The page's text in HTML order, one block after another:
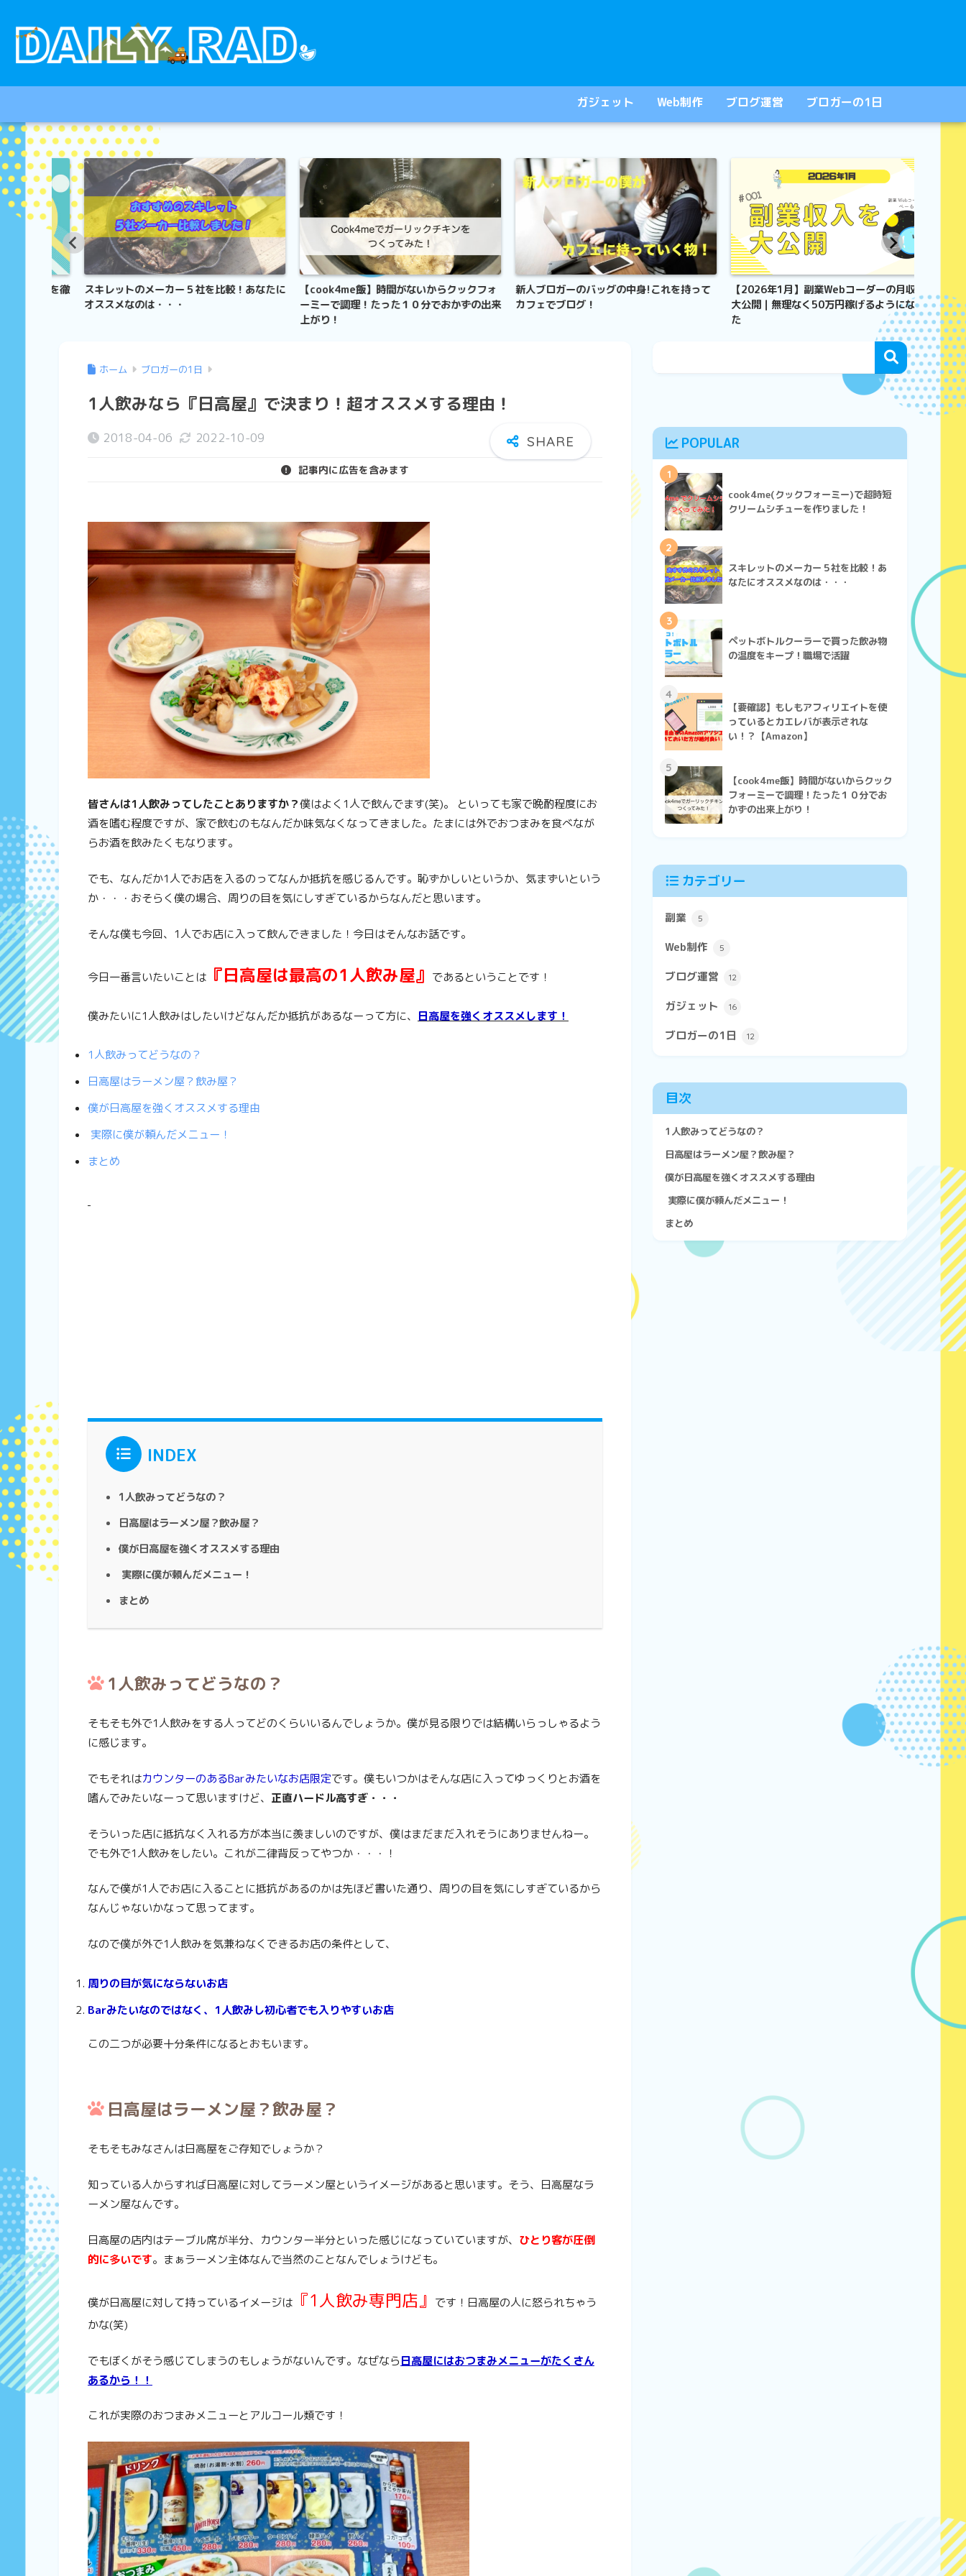
ガジェット Web制作 ブログ運営 ブロガーの1日
スキレットのメーカー５社を比較！あなたに
オススメなのは・・・
【cook4me飯】時間がないからクックフォ
ーミーで調理！たった１０分でおかずの出来
上がり！
新人ブロガーのバッグの中身!これを持って
カフェでブログ！
【2026年1月】副業Webコーダーの月収を
大公開｜無理なく50万円稼げるようになっ
底的に効
ホーム ブロガーの1日
1人飲みなら『日高屋』で決まり！超オススメする理由！
2018-04-06 2022-10-09
記事内に広告を含みます
皆さんは1人飲みってしたことありますか？僕はよく1人で飲んでます(笑)。 といっても家で晩酌程度にお
酒を嗜む程度ですが、家で飲むのもなんだか味気なくなってきました。たまには外でおつまみを食べなが
らお酒を飲みたくもなります。
でも、なんだか1人でお店を入るのってなんか抵抗を感じるんです。恥ずかしいというか、気まずいという
か・・・おそらく僕の場合、周りの目を気にしすぎているからなんだと思います。
そんな僕も今回、1人でお店に入って飲んできました！今日はそんなお話です。
今日一番言いたいことは 『日高屋は最高の1人飲み屋』 であるということです！
僕みたいに1人飲みはしたいけどなんだか抵抗があるなーって方に、 日高屋を強くオススメします！
1人飲みってどうなの？
日高屋はラーメン屋？飲み屋？
僕が日高屋を強くオススメする理由
実際に僕が頼んだメニュー！
まとめ
INDEX
1人飲みってどうなの？
日高屋はラーメン屋？飲み屋？
僕が日高屋を強くオススメする理由
実際に僕が頼んだメニュー！
まとめ
1人飲みってどうなの？
そもそも外で1人飲みをする人ってどのくらいいるんでしょうか。僕が見る限りでは結構いらっしゃるよう
に感じます。
でもそれはカウンターのあるBarみたいなお店限定です。僕もいつかはそんな店に入ってゆっくりとお酒を
嗜んでみたいなーって思いますけど、 正直ハードル高すぎ・・・
そういった店に抵抗なく入れる方が本当に羨ましいのですが、僕はまだまだ入れそうにありませんねー。
でも外で1人飲みをしたい。これが二律背反ってやつか・・・！
なんで僕が1人でお店に入ることに抵抗があるのかは先ほど書いた通り、周りの目を気にしすぎているから
なんじゃないかなって思ってます。
なので僕が外で1人飲みを気兼ねなくできるお店の条件として、
周りの目が気にならないお店
Barみたいなのではなく、1人飲みし初心者でも入りやすいお店
この二つが必要十分条件になるとおもいます。
日高屋はラーメン屋？飲み屋？
そもそもみなさんは日高屋をご存知でしょうか？
知っている人からすれば日高屋に対してラーメン屋というイメージがあると思います。そう、日高屋なラ
ーメン屋なんです。
日高屋の店内はテーブル席が半分、カウンター半分といった感じになっていていますが、 ひとり客が圧倒
的に多いです。まぁラーメン主体なんで当然のことなんでしょうけども。
僕が日高屋に対して持っているイメージは 『1人飲み専門店』
です！日高屋の人に怒られちゃう
かな(笑)
でもぼくがそう感じてしまうのもしょうがないんです。なぜなら日高屋にはおつまみメニューがたくさん
あるから！！
これが実際のおつまみメニューとアルコール類です！
POPULAR
1
cook4me(クックフォーミー)で超時短
クリームシチューを作りました！
2
スキレットのメーカー５社を比較！あ
なたにオススメなのは・・・
3
ペットボトルクーラーで買った飲み物
の温度をキープ！職場で活躍
4
【要確認】もしもアフィリエイトを使
っているとカエレバが表示されな
い！？【Amazon】
5
【cook4me飯】時間がないからクック
フォーミーで調理！たった１０分でお
かずの出来上がり！
カテゴリー
副業 5
Web制作 5
ブログ運営 12
ガジェット 16
ブロガーの1日 12
目次
1人飲みってどうなの？
日高屋はラーメン屋？飲み屋？
僕が日高屋を強くオススメする理由
実際に僕が頼んだメニュー！
まとめ